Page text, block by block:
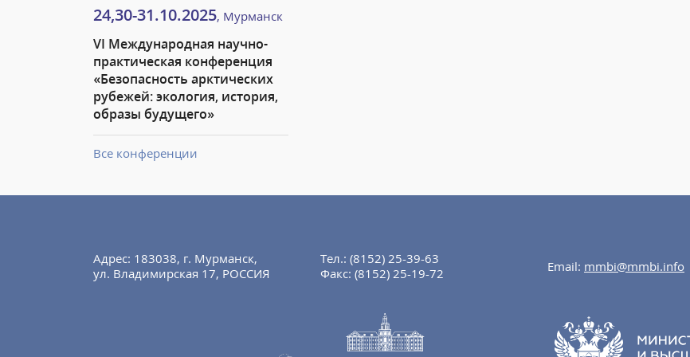
24,30-31.10.2025, Мурманск
VI Международная научно-
практическая конференция
«Безопасность арктических
рубежей: экология, история,
образы будущего»
Все конференции
Адрес: 183038, г. Мурманск,
ул. Владимирская 17, РОССИЯ
Тел.: (8152) 25-39-63
Факс: (8152) 25-19-72 Email: mmbi@mmbi.info